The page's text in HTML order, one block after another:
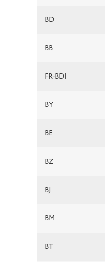
BD
BB
FR-BDI
BY
BE
BZ
BJ
BM
BT